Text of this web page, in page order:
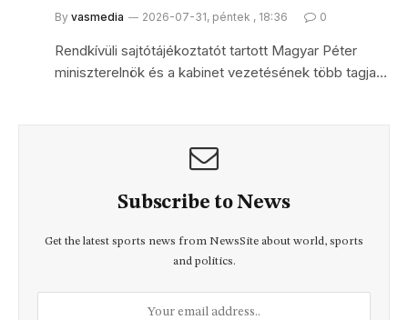
By vasmedia 2026-07-31, péntek , 18:36 0
Rendkívüli sajtótájékoztatót tartott Magyar Péter
miniszterelnök és a kabinet vezetésének több tagja…
Subscribe to News
Get the latest sports news from NewsSite about world, sports
and politics.